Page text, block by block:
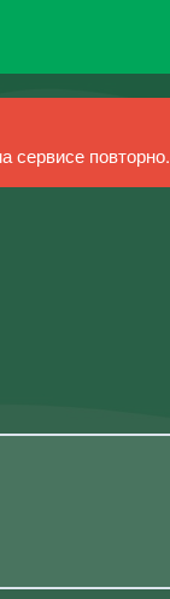
сервисе повторно.